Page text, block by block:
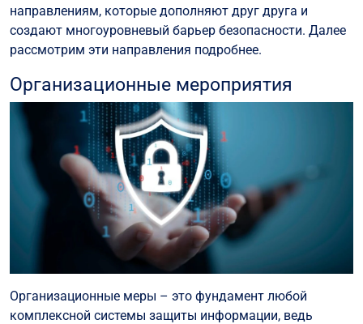
направлениям, которые дополняют друг друга и
создают многоуровневый барьер безопасности. Далее
рассмотрим эти направления подробнее.
Организационные мероприятия
Организационные меры – это фундамент любой
комплексной системы защиты информации, ведь